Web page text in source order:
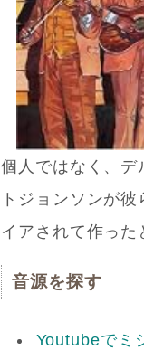
個人ではなく、デ
トジョンソンが
イアされて作った
音源を探す
Youtubeでミ